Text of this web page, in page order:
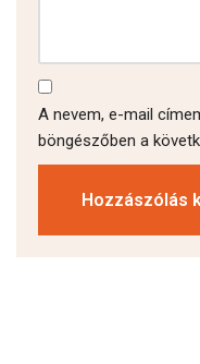
A nevem, e-mail
böngészőben a